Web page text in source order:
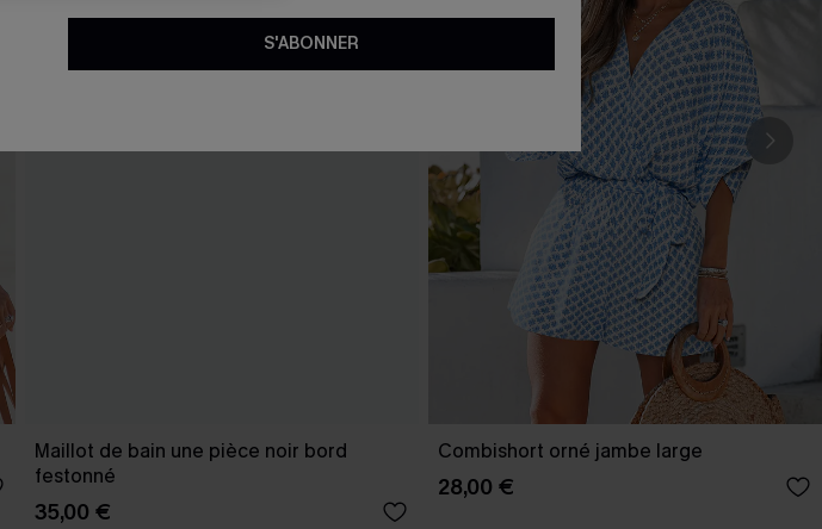
Maillot de bain une pièce noir bord
festonné
35,00 €
Combishort orné jambe large
28,00 €
S'ABONNER